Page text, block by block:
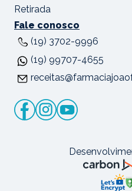
Retirada
Fale conosco
(19) 3702-9996
(19) 99707-4655